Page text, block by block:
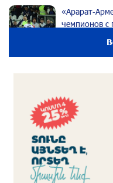
чемпионов с
Аравийским
Вопрос об